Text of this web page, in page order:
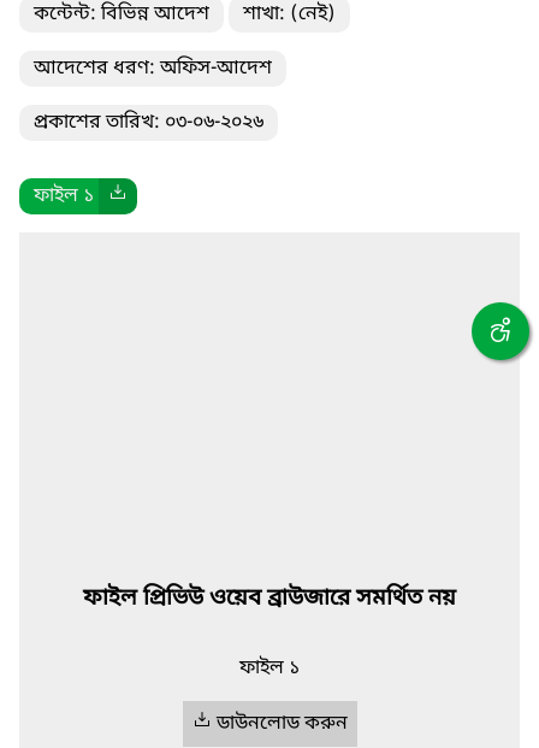
কন্টেন্ট: বিভিন্ন আদেশ শাখা: (নেই)
আদেশের ধরণ: অফিস-আদেশ
প্রকাশের তারিখ: ০৩-০৬-২০২৬
ফাইল ১
ফাইল প্রিভিউ ওয়েব ব্রাউজারে সমর্থিত নয়
ফাইল ১
ডাউনলোড করুন